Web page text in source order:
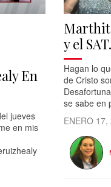
En
jueves
en mis
y el SAT.
Hagan lo
de Cristo
se sabe en
ENERO 17,